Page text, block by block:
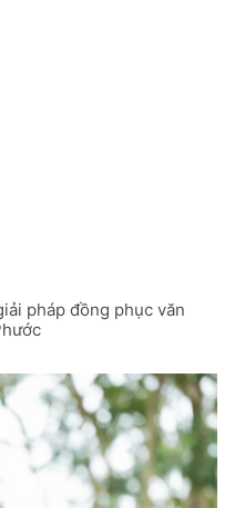
pháp đồng phục văn